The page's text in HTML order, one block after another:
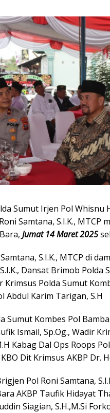
Sumut Irjen Pol Whisnu
Samtana, S.I.K., MTCP
Jumat 14 Maret 2025
S.I.K., MTCP di
Dansat Brimob
Krimsus Polda Sumut
Abdul Karim Tarigan, S.H
Sumut Kombes Pol
Ismail, Sp.Og., Wadir
Kabag Dal Ops Roops
Dit Krimsus AKBP Dr.
Pol Roni Samtana,
AKBP Taufik Hidayat
Siagian, S.H.,M.Si